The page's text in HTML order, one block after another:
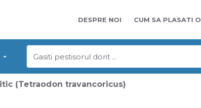
DESPRE NOI CUM SA PLASATI
(Tetraodon travancoricus)